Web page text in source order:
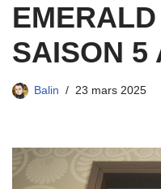
SAISON 5
Balin 23 mars 2025